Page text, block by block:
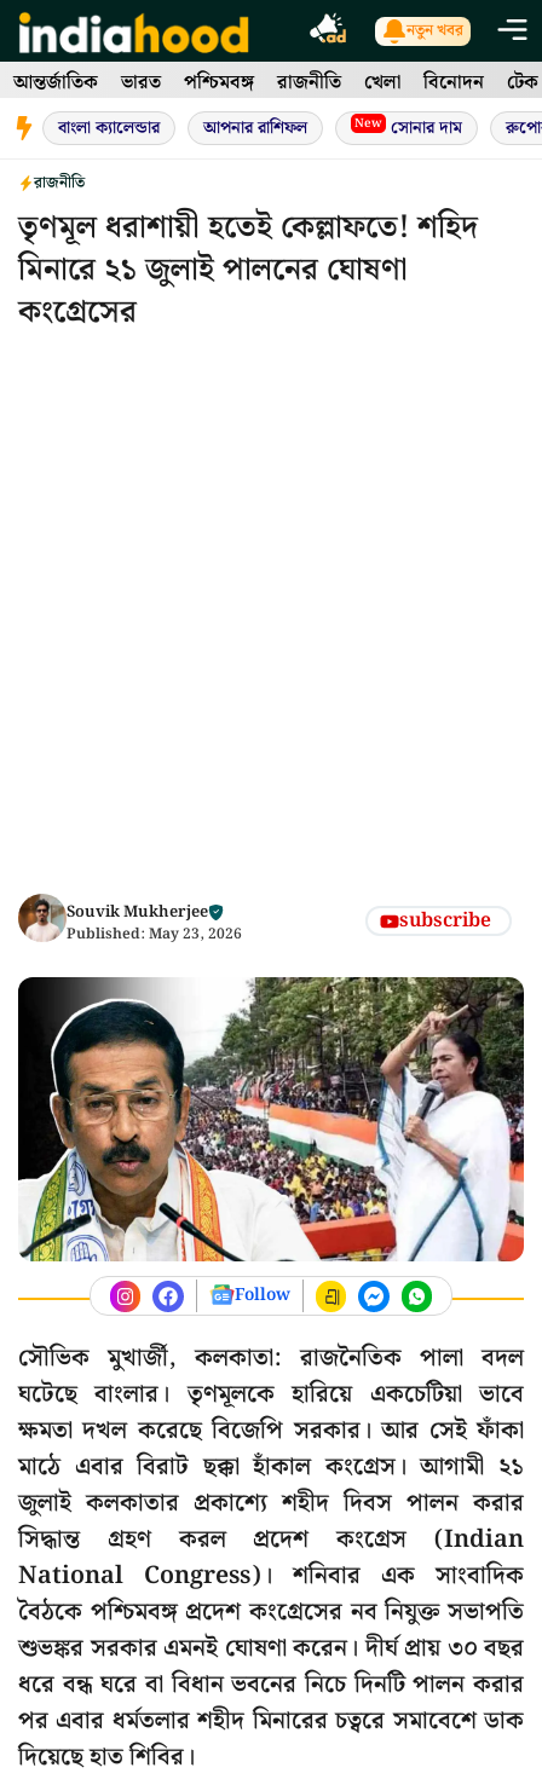
Skip
to
content
নতুন খবর
আন্তর্জাতিক ভারত পশ্চিমবঙ্গ রাজনীতি খেলা বিনোদন টেক
বাংলা ক্যালেন্ডার আপনার রাশিফল New সোনার দাম
রাজনীতি
তৃণমূল ধরাশায়ী হতেই কেল্লাফতে! শহিদ
মিনারে ২১ জুলাই পালনের ঘোষণা
কংগ্রেসের
Souvik Mukherjee
Published: May 23, 2026 subscribe
Follow
সৌভিক মুখার্জী, কলকাতা: রাজনৈতিক পালা বদল
ঘটেছে বাংলার। তৃণমূলকে হারিয়ে একচেটিয়া ভাবে
ক্ষমতা দখল করেছে বিজেপি সরকার। আর সেই ফাঁকা
মাঠে এবার বিরাট ছক্কা হাঁকাল কংগ্রেস। আগামী ২১
জুলাই কলকাতার প্রকাশ্যে শহীদ দিবস পালন করার
সিদ্ধান্ত গ্রহণ করল প্রদেশ কংগ্রেস (Indian
National Congress)। শনিবার এক সাংবাদিক
বৈঠকে পশ্চিমবঙ্গ প্রদেশ কংগ্রেসের নব নিযুক্ত সভাপতি
শুভঙ্কর সরকার এমনই ঘোষণা করেন। দীর্ঘ প্রায় ৩০ বছর
ধরে বন্ধ ঘরে বা বিধান ভবনের নিচে দিনটি পালন করার
পর এবার ধর্মতলার শহীদ মিনারের চত্বরে সমাবেশে ডাক
দিয়েছে হাত শিবির।